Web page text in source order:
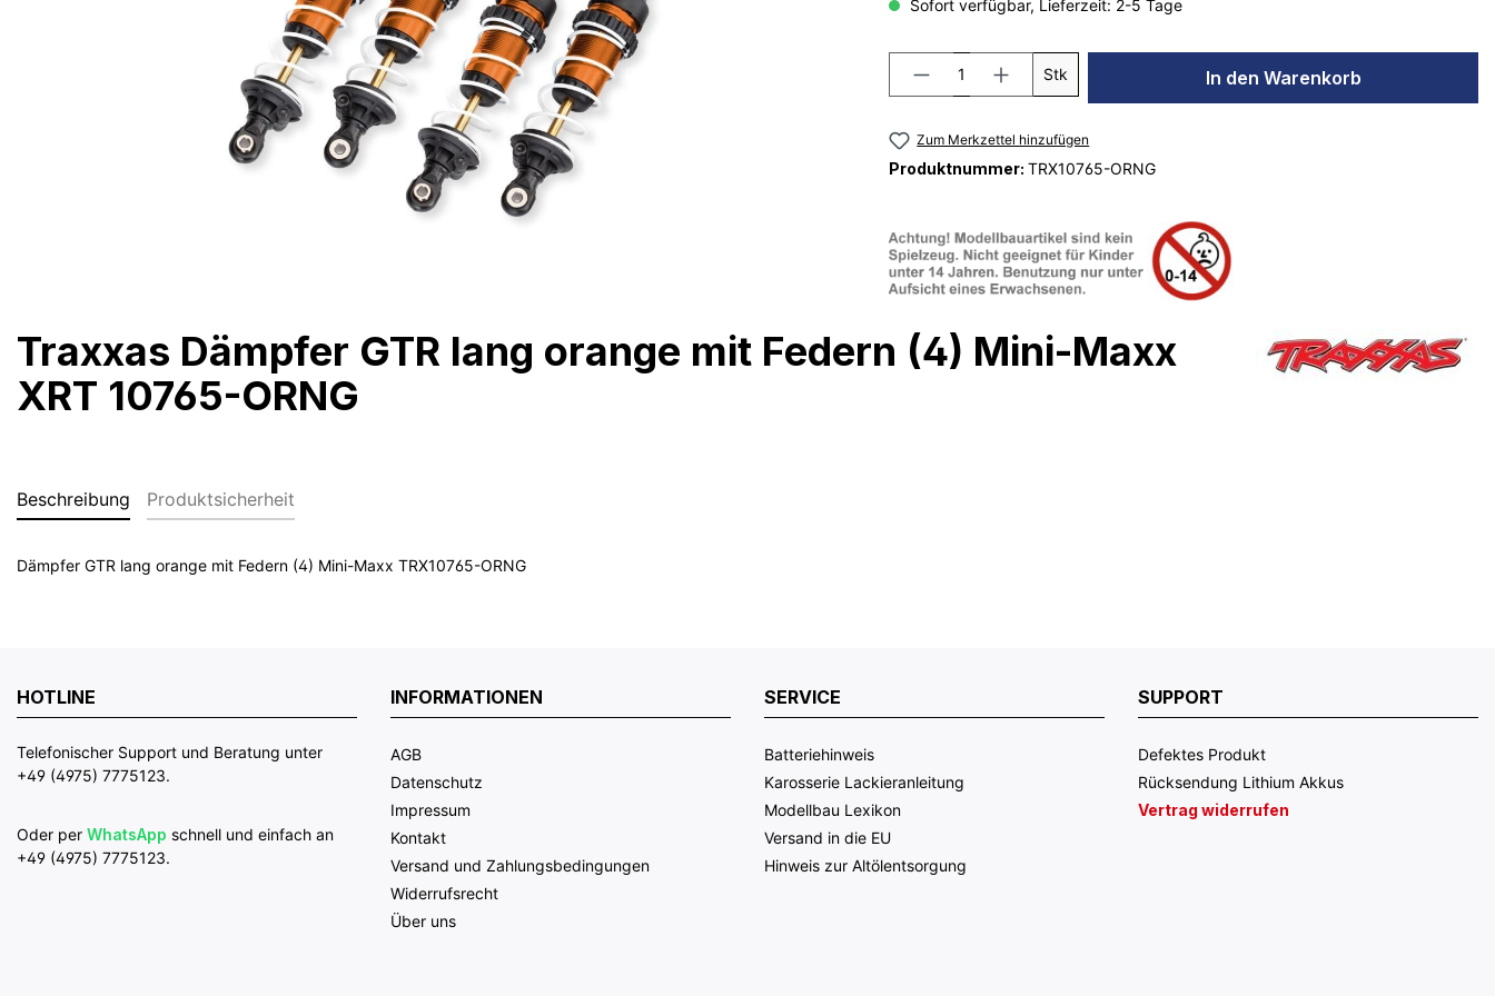
Sofort verfügbar, Lieferzeit: 2-5 Tage
Stk In den Warenkorb
Zum Merkzettel hinzufügen
Produktnummer: TRX10765-ORNG
Traxxas Dämpfer GTR lang orange mit Federn (4) Mini-Maxx
XRT 10765-ORNG
Beschreibung Produktsicherheit
Dämpfer GTR lang orange mit Federn (4) Mini-Maxx TRX10765-ORNG
HOTLINE
Telefonischer Support und Beratung unter
+49 (4975) 7775123.
Oder per WhatsApp schnell und einfach an
+49 (4975) 7775123.
INFORMATIONEN
AGB
Datenschutz
Impressum
Kontakt
Versand und Zahlungsbedingungen
Widerrufsrecht
Über uns
SERVICE
Batteriehinweis
Karosserie Lackieranleitung
Modellbau Lexikon
Versand in die EU
Hinweis zur Altölentsorgung
SUPPORT
Defektes Produkt
Rücksendung Lithium Akkus
Vertrag widerrufen